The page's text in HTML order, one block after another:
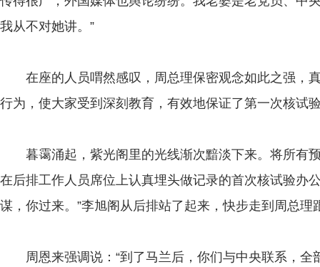
我从不对她讲。”
在座的人员喟然感叹，周总理保密观念如此之强，
行为，使大家受到深刻教育，有效地保证了第一次核试
暮霭涌起，紫光阁里的光线渐次黯淡下来。将所有
在后排工作人员席位上认真埋头做记录的首次核试验办
谋，你过来。”李旭阁从后排站了起来，快步走到周总理
周恩来强调说：“到了马兰后，你们与中央联系，全